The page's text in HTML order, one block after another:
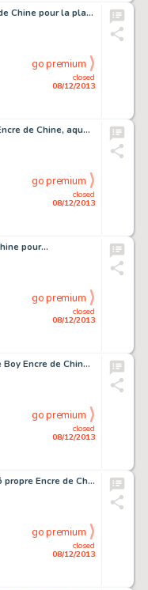
Exterminateur 17 Encre de Chine pour la planche 11 de l'album. Encadrée
closed
08/12/2013
go premium
La caverne du souvenir Encre de Chine, aquarelle et gouache pour
closed
08/12/2013
go premium
pour…
closed
08/12/2013
go premium
Kid Paddle - Apocalypse Boy Encre de Chine pour la couverture de
closed
08/12/2013
go premium
Titeuf - L'amour, c'est pô propre Encre de Chine pour le gag en une
closed
08/12/2013
go premium